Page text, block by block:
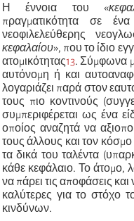
Η
έννοια του «
πραγματικότητα σε
νεοφιλελεύθερης
κεφαλαίου», που το ίδιο
ατομικότητας13. Σύμφωνα
αυτόνομη ή και
λογαριάζει παρά στον
τους πιο κοντινούς
συμπεριφέρεται ως ένα
οποίος αναζητά να
τους άλλους και τον
ταδικά του ταλέντα
κάθε κεφάλαιο. Το άτομο,
να πάρει τις αποφάσεις και
καλύτερες για το στόχο
κινδύνων.